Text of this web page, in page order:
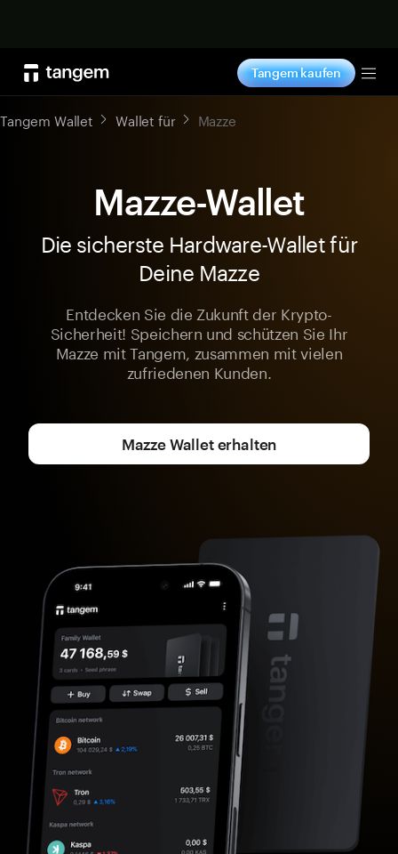
Tangem kaufen
Tangem Wallet Wallet für Mazze
Mazze-Wallet
Die sicherste Hardware-Wallet für
Deine Mazze
Entdecken Sie die Zukunft der Krypto-
Sicherheit! Speichern und schützen Sie Ihr
Mazze mit Tangem, zusammen mit vielen
zufriedenen Kunden.
Mazze Wallet erhalten